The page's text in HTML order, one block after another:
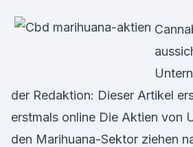
der Redaktion: Dieser Artikel
erstmals online Die Aktien von
den Marihuana-Sektor ziehen